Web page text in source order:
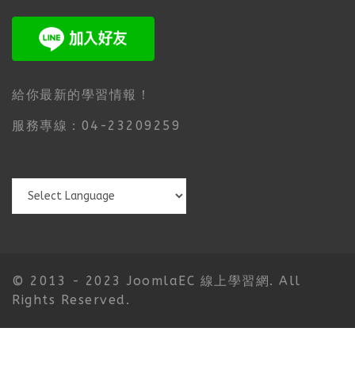
給你最新的學習情報！
服務專線：04-23209259
© 2013 - 2023 JoomlaEC 線上學習網. All
Rights Reserved.